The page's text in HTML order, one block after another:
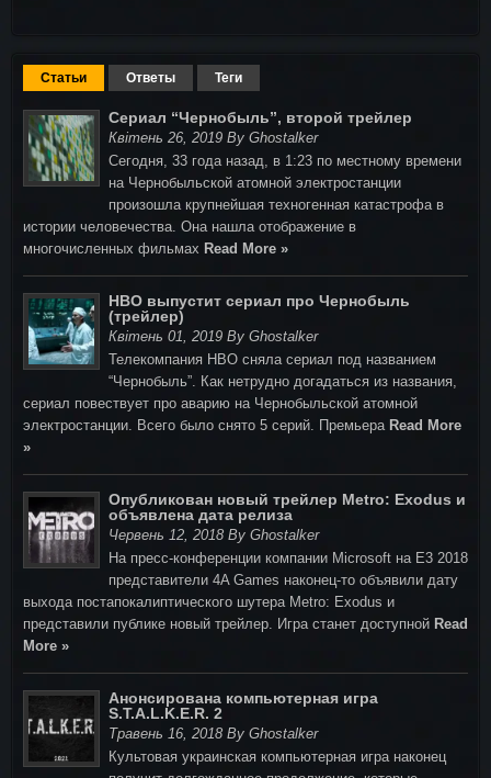
Статьи Ответы Теги
Сериал “Чернобыль”, второй трейлер
Квітень 26, 2019 By Ghostalker
Сегодня, 33 года назад, в 1:23 по местному времени
на Чернобыльской атомной электростанции
произошла крупнейшая техногенная катастрофа в
истории человечества. Она нашла отображение в
многочисленных фильмах Read More »
HBO выпустит сериал про Чернобыль
(трейлер)
Квітень 01, 2019 By Ghostalker
Телекомпания HBO сняла сериал под названием
“Чернобыль”. Как нетрудно догадаться из названия,
сериал повествует про аварию на Чернобыльской атомной
электростанции. Всего было снято 5 серий. Премьера Read More
»
Опубликован новый трейлер Metro: Exodus и
объявлена дата релиза
Червень 12, 2018 By Ghostalker
На пресс-конференции компании Microsoft на E3 2018
представители 4A Games наконец-то объявили дату
выхода постапокалиптического шутера Metro: Exodus и
представили публике новый трейлер. Игра станет доступной Read
More »
Анонсирована компьютерная игра
S.T.A.L.K.E.R. 2
Травень 16, 2018 By Ghostalker
Культовая украинская компьютерная игра наконец